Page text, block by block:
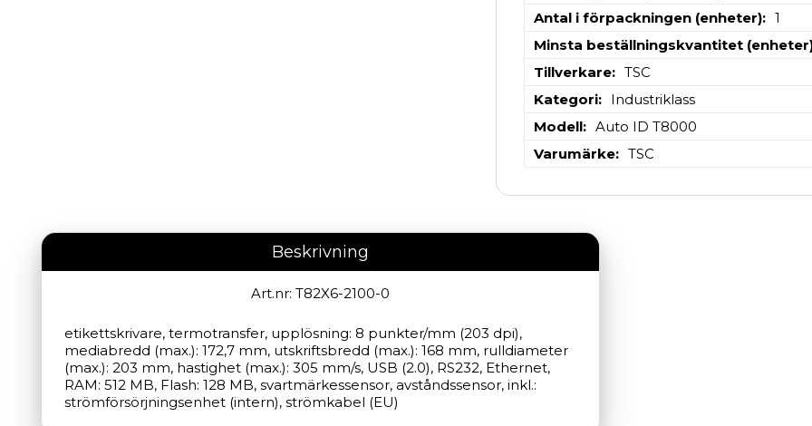
Antal i förpackningen (enheter)
1
Minsta beställningskvantitet
Tillverkare
TSC
Kategori
Industriklass
Modell
Auto ID T8000
Varumärke
TSC
Beskrivning
Art.nr: T82X6-2100-0
etikettskrivare, termotransfer, upplösning: 8 punkter/mm (203 dpi),
mediabredd (max.): 172,7 mm, utskriftsbredd (max.): 168 mm, rulldiameter
(max.): 203 mm, hastighet (max.): 305 mm/s, USB (2.0), RS232, Ethernet,
RAM: 512 MB, Flash: 128 MB, svartmärkessensor, avståndssensor, inkl.:
strömförsörjningsenhet (intern), strömkabel (EU)